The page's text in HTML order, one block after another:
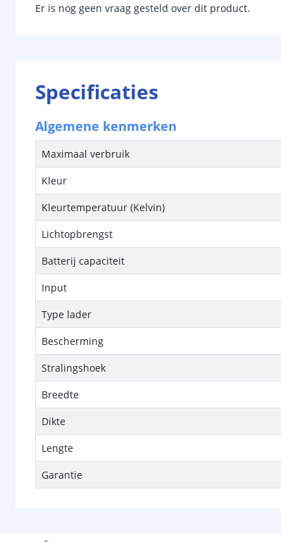
Er is nog geen vraag gesteld over dit product.
Specificaties
Algemene kenmerken
Maximaal verbruik
Kleur
Kleurtemperatuur (Kelvin)
Lichtopbrengst
Batterij capaciteit
Input
Type lader
Bescherming
Stralingshoek
Breedte
Dikte
Lengte
Garantie